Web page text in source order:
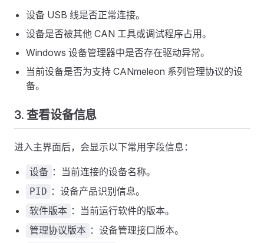
设备 USB 线是否正常连接。
设备是否被其他 CAN 工具或调试程序占用。
Windows 设备管理器中是否存在驱动异常。
当前设备是否为支持 CANmeleon 系列管理协议的设
备。
3. 查看设备信息
进入主界面后，会显示以下常用字段信息：
设备 ：当前连接的设备名称。
PID ：设备产品识别信息。
软件版本 ：当前运行软件的版本。
管理协议版本 ：设备管理接口版本。